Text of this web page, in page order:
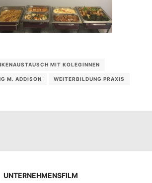
MIT KOLEGINNEN
M. ADDISON WEITERBILDUNG PRAXIS
UNTERNEHMENSFILM